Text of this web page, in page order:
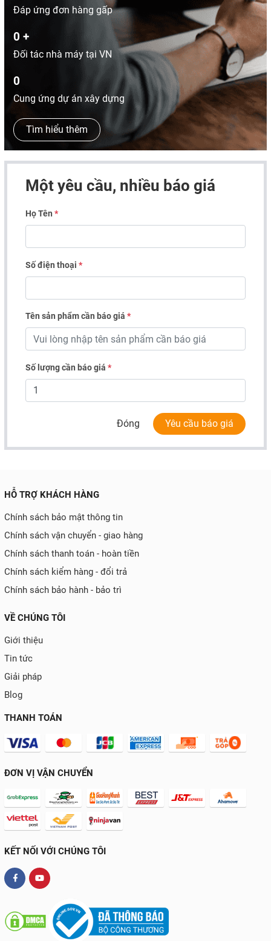
Đáp ứng đơn hàng gấp
0 +
Đối tác nhà máy tại VN
0
Cung ứng dự án xây dựng
Tìm hiểu thêm
Một yêu cầu, nhiều báo giá
Họ Tên *
Số điện thoại *
Tên sản phẩm cần báo giá *
Số lượng cần báo giá *
Đóng Yêu cầu báo giá
HỖ TRỢ KHÁCH HÀNG
Chính sách bảo mật thông tin
Chính sách vận chuyển - giao hàng
Chính sách thanh toán - hoàn tiền
Chính sách kiểm hàng - đổi trả
Chính sách bảo hành - bảo trì
VỀ CHÚNG TÔI
Giới thiệu
Tin tức
Giải pháp
Blog
THANH TOÁN
ĐƠN VỊ VẬN CHUYỂN
KẾT NỐI VỚI CHÚNG TÔI